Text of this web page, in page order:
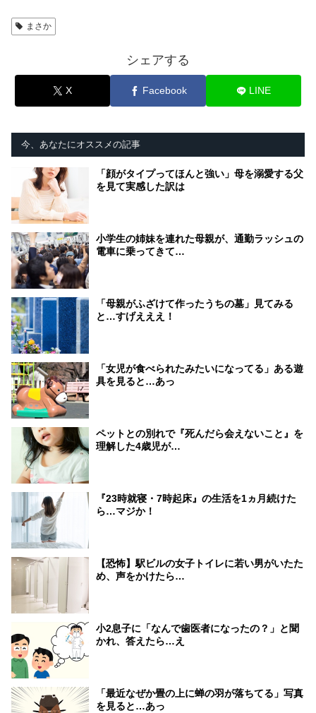
まさか
シェアする
X Facebook LINE
今、あなたにオススメの記事
「顔がタイプってほんと強い」母を溺愛する父
を見て実感した訳は
小学生の姉妹を連れた母親が、通勤ラッシュの
電車に乗ってきて…
「母親がふざけて作ったうちの墓」見てみる
と…すげえええ！
「女児が食べられたみたいになってる」ある遊
具を見ると…あっ
ペットとの別れで『死んだら会えないこと』を
理解した4歳児が…
『23時就寝・7時起床』の生活を1ヵ月続けた
ら…マジか！
【恐怖】駅ビルの女子トイレに若い男がいたた
め、声をかけたら…
小2息子に「なんで歯医者になったの？」と聞
かれ、答えたら…え
「最近なぜか畳の上に蝉の羽が落ちてる」写真
を見ると…あっ